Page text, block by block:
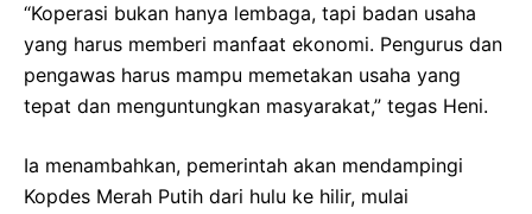
“Koperasi bukan hanya lembaga, tapi badan usaha
yang harus memberi manfaat ekonomi. Pengurus dan
pengawas harus mampu memetakan usaha yang
tepat dan menguntungkan masyarakat,” tegas Heni.
Ia menambahkan, pemerintah akan mendampingi
Kopdes Merah Putih dari hulu ke hilir, mulai